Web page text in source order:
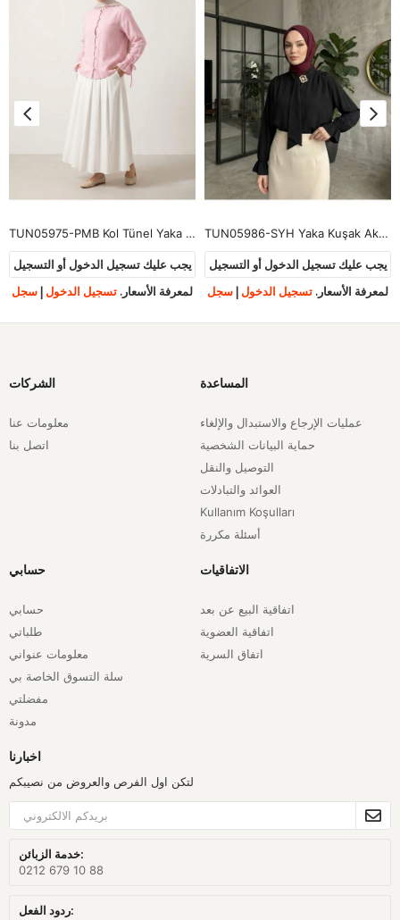
TUN05975-PMB Kol Tünel Yaka Fırfır Tunik-Pembe
يجب عليك تسجيل الدخول أو التسجيل
لمعرفة الأسعار. تسجيل الدخول | سجل
TUN05986-SYH Yaka Kuşak Aksesuar Detay Tunik-Siyah
يجب عليك تسجيل الدخول أو التسجيل
لمعرفة الأسعار. تسجيل الدخول | سجل
الشركات
معلومات عنا
اتصل بنا
المساعدة
عمليات الإرجاع والاستبدال والإلغاء
حماية البيانات الشخصية
التوصيل والنقل
العوائد والتبادلات
Kullanım Koşulları
أسئلة مكررة
حسابي
حسابي
طلباتي
معلومات عنواني
سلة التسوق الخاصة بي
مفضلتي
مدونة
الاتفاقيات
اتفاقية البيع عن بعد
اتفاقية العضوية
اتفاق السرية
اخبارنا
لتكن اول الفرص والعروض من نصيبكم
خدمة الزبائن:
0212 679 10 88
ردود الفعل: